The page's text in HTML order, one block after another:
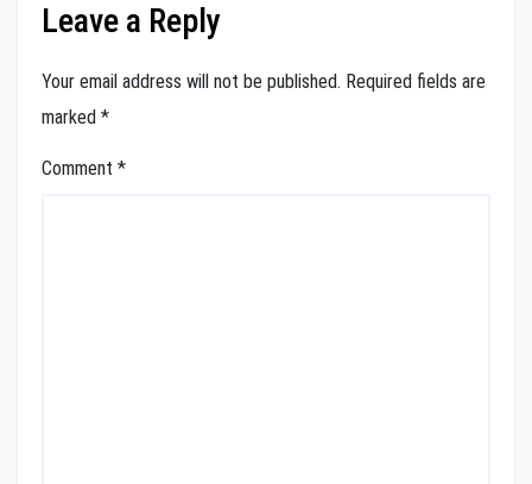
Leave a Reply
Your email address will not be published. Required fields are
marked *
Comment *